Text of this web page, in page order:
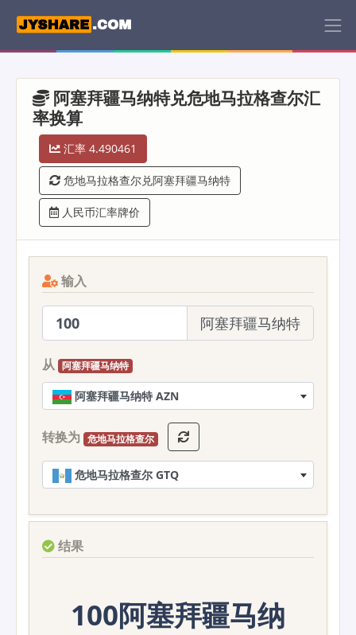
阿塞拜疆马纳特兑危地马拉格查尔汇
率换算
汇率 4.490461
危地马拉格查尔兑阿塞拜疆马纳特
人民币汇率牌价
输入
阿塞拜疆马纳特
从 阿塞拜疆马纳特
阿塞拜疆马纳特 AZN
转换为 危地马拉格查尔
危地马拉格查尔 GTQ
结果
100阿塞拜疆马纳